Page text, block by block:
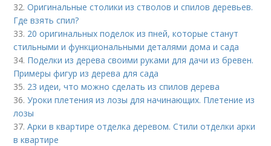
32.Оригинальные столики из стволов и спилов деревьев.
Где взять спил?
33. 20 оригинальных поделок из пней, которые станут
стильными и функциональными деталями дома и сада
34. Поделки из дерева своими руками для дачи из бревен.
Примеры фигур из дерева для сада
35. 23 идеи, что можно сделать из спилов дерева
36.Уроки плетения из лозы для начинающих. Плетение из
лозы
37.Арки в квартире отделка деревом. Стили отделки арки
в квартире